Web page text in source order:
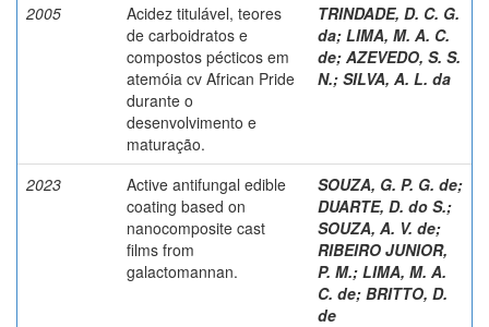
2005
Acidez titulável, teores
de carboidratos e
compostos pécticos em
atemóia cv African Pride
durante o
desenvolvimento e
maturação.
TRINDADE, D. C. G.
da; LIMA, M. A. C.
de; AZEVEDO, S. S.
N.; SILVA, A. L. da
2023
Active antifungal edible
coating based on
nanocomposite cast
films from
galactomannan.
SOUZA, G. P. G. de;
DUARTE, D. do S.;
SOUZA, A. V. de;
RIBEIRO JUNIOR,
P. M.; LIMA, M. A.
C. de; BRITTO, D.
de